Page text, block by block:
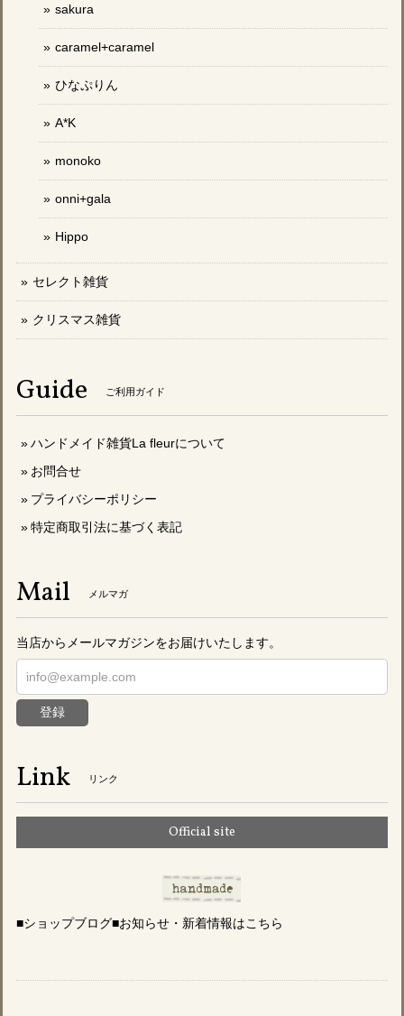
sakura
caramel+caramel
ひなぷりん
A*K
monoko
onni+gala
Hippo
セレクト雑貨
クリスマス雑貨
Guide ご利用ガイド
ハンドメイド雑貨La fleurについて
お問合せ
プライバシーポリシー
特定商取引法に基づく表記
Mail メルマガ
当店からメールマガジンをお届けいたします。
登録
Link リンク
Official site
■ショップブログ■お知らせ・新着情報はこちら